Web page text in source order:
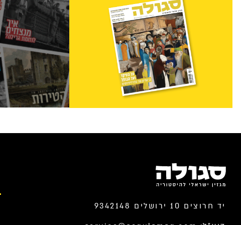
יד חרוצים 10 ירושלים 9342148